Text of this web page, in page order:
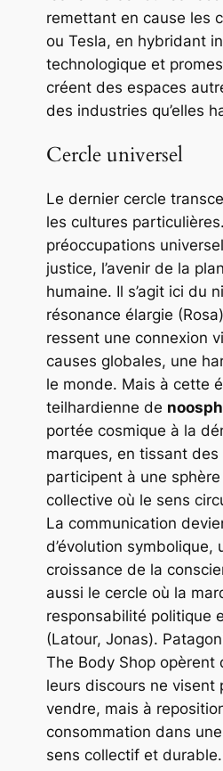
remettant en cause les
ou Tesla, en hybridant
technologique et
créent des espaces
des industries qu’elles
Cercle universel
Le dernier cercle
les cultures
préoccupations
justice, l’avenir de la
humaine. Il s’agit ici du
résonance élargie
ressent une connexion
causes globales, une
le monde. Mais à cette
teilhardienne de
portée cosmique à la
marques, en tissant
participent à une
collective où le sens
La communication
d’évolution symbolique,
croissance de la
aussi le cercle où la
responsabilité politique
(Latour, Jonas).
The Body Shop opèrent
leurs discours ne visent
vendre, mais à
consommation dans
sens collectif et durable.